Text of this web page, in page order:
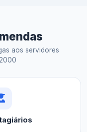
aos servidores